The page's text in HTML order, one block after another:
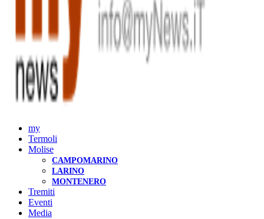
my
Termoli
Molise
CAMPOMARINO
LARINO
MONTENERO
Tremiti
Eventi
Media